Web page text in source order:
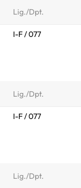
Lig./Dpt.
I-F / 077
Lig./Dpt.
I-F / 077
Lig./Dpt.